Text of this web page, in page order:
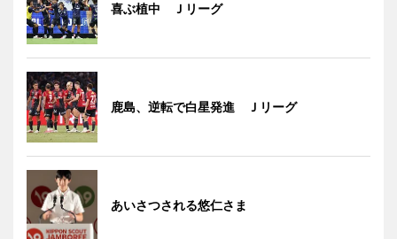
喜ぶ植中 Ｊリーグ
鹿島、逆転で白星発進 Ｊリーグ
あいさつされる悠仁さま